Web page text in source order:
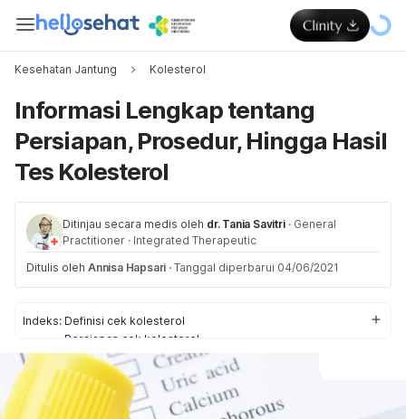
Kesehatan Jantung Kolesterol
Informasi Lengkap tentang
Persiapan, Prosedur, Hingga Hasil
Tes Kolesterol
Ditinjau secara medis oleh dr. Tania Savitri · General
Practitioner · Integrated Therapeutic
Ditulis oleh Annisa Hapsari · Tanggal diperbarui 04/06/2021
Indeks: Definisi cek kolesterol
Persiapan cek kolesterol
Prosedur pelaksanaan cek kolesterol
Penjelasan dari hasil cek kolesterol